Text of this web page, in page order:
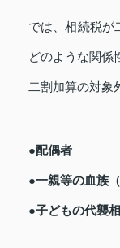
では、相続税が
どのような関係
二割加算の対象
●配偶者
●一親等の血族
●子どもの代襲